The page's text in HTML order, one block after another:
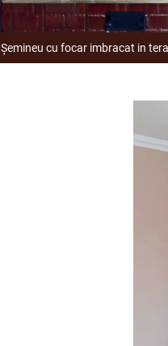
Șemineu cu focar imbracat in